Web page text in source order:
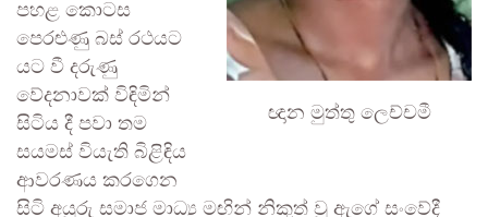
ඥාන මුත්තු ලෙච්චමී
පහළ කොටස
පෙරළුණු බස් රථයට
යට වී දරුණු
වේදනාවක් විඳිමින්
සිටිය දී පවා තම
සයමස් වියැති බිළිඳිය
ආවරණය කරගෙන
සිටි අයුරු සමාජ මාධ්‍ය මඟින් නිකුත් වූ ඇගේ සංවේදී